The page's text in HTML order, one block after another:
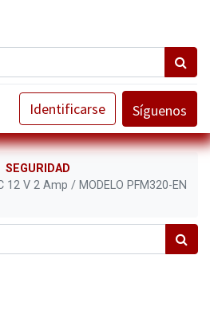
Identificarse Síguenos
SEGURIDAD
12 V 2 Amp / MODELO PFM320-EN